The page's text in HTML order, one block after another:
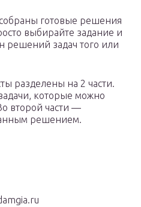
готовые решения
выбирайте задание и
решений задач того или
разделены на 2 части.
которые можно
второй части —
решением.